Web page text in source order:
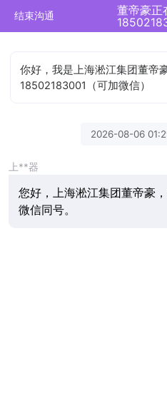
结束沟通
董帝豪正
你好，我是上海淞江集团董帝
18502183001（可加微信）
2026-08-06
上**器
您好，上海淞江集团董帝豪
微信同号。